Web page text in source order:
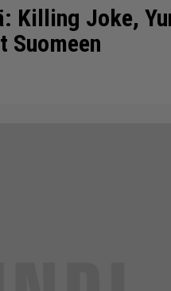
Killing Joke,
Suomeen